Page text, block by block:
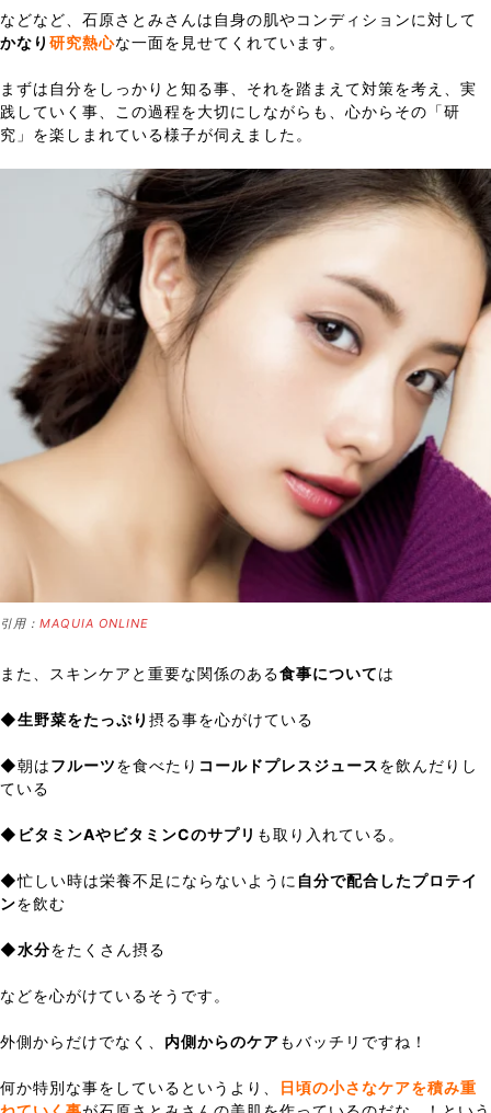
などなど、石原さとみさんは自身の肌やコンディションに対して
かなり 研究熱心な一面を見せてくれています。
まずは自分をしっかりと知る事、それを踏まえて対策を考え、実
践していく事、この過程を大切にしながらも、心からその「研
究」を楽しまれている様子が伺えました。
引用： MAQUIA ONLINE
また、スキンケアと重要な関係のある食事については
◆生野菜をたっぷり 摂る事を心がけている
◆朝はフルーツを食べたり コールドプレスジュースを飲んだりし
ている
◆ ビタミンAやビタミンCのサプリ も取り入れている。
◆忙しい時は栄養不足にならないように 自分で配合したプロテイ
ンを飲む
◆水分をたくさん摂る
などを心がけているそうです。
外側からだけでなく、 内側からのケアもバッチリですね！
何か特別な事をしているというより、
日頃の小さなケアを積み重